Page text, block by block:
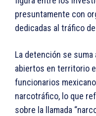
presuntamente con
dedicadas al tráfico
La detención se
abiertos en territorio
funcionarios
narcotráfico, lo que
sobre la llamada